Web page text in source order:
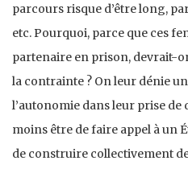
parcours risque d’être long,
etc. Pourquoi, parce que ces
partenaire en prison, devrait-
la contrainte ? On leur dénie
l’autonomie dans leur prise de
moins être de faire appel à un
de construire collectivement